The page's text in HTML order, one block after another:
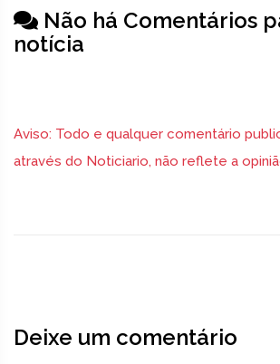
Não há Comentários
notícia
Aviso: Todo e qualquer comentário
através do Noticiario, não reflete a
Deixe um comentário